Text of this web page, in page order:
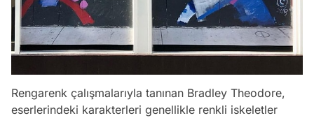
Rengarenk çalışmalarıyla tanınan Bradley Theodore,
eserlerindeki karakterleri genellikle renkli iskeletler